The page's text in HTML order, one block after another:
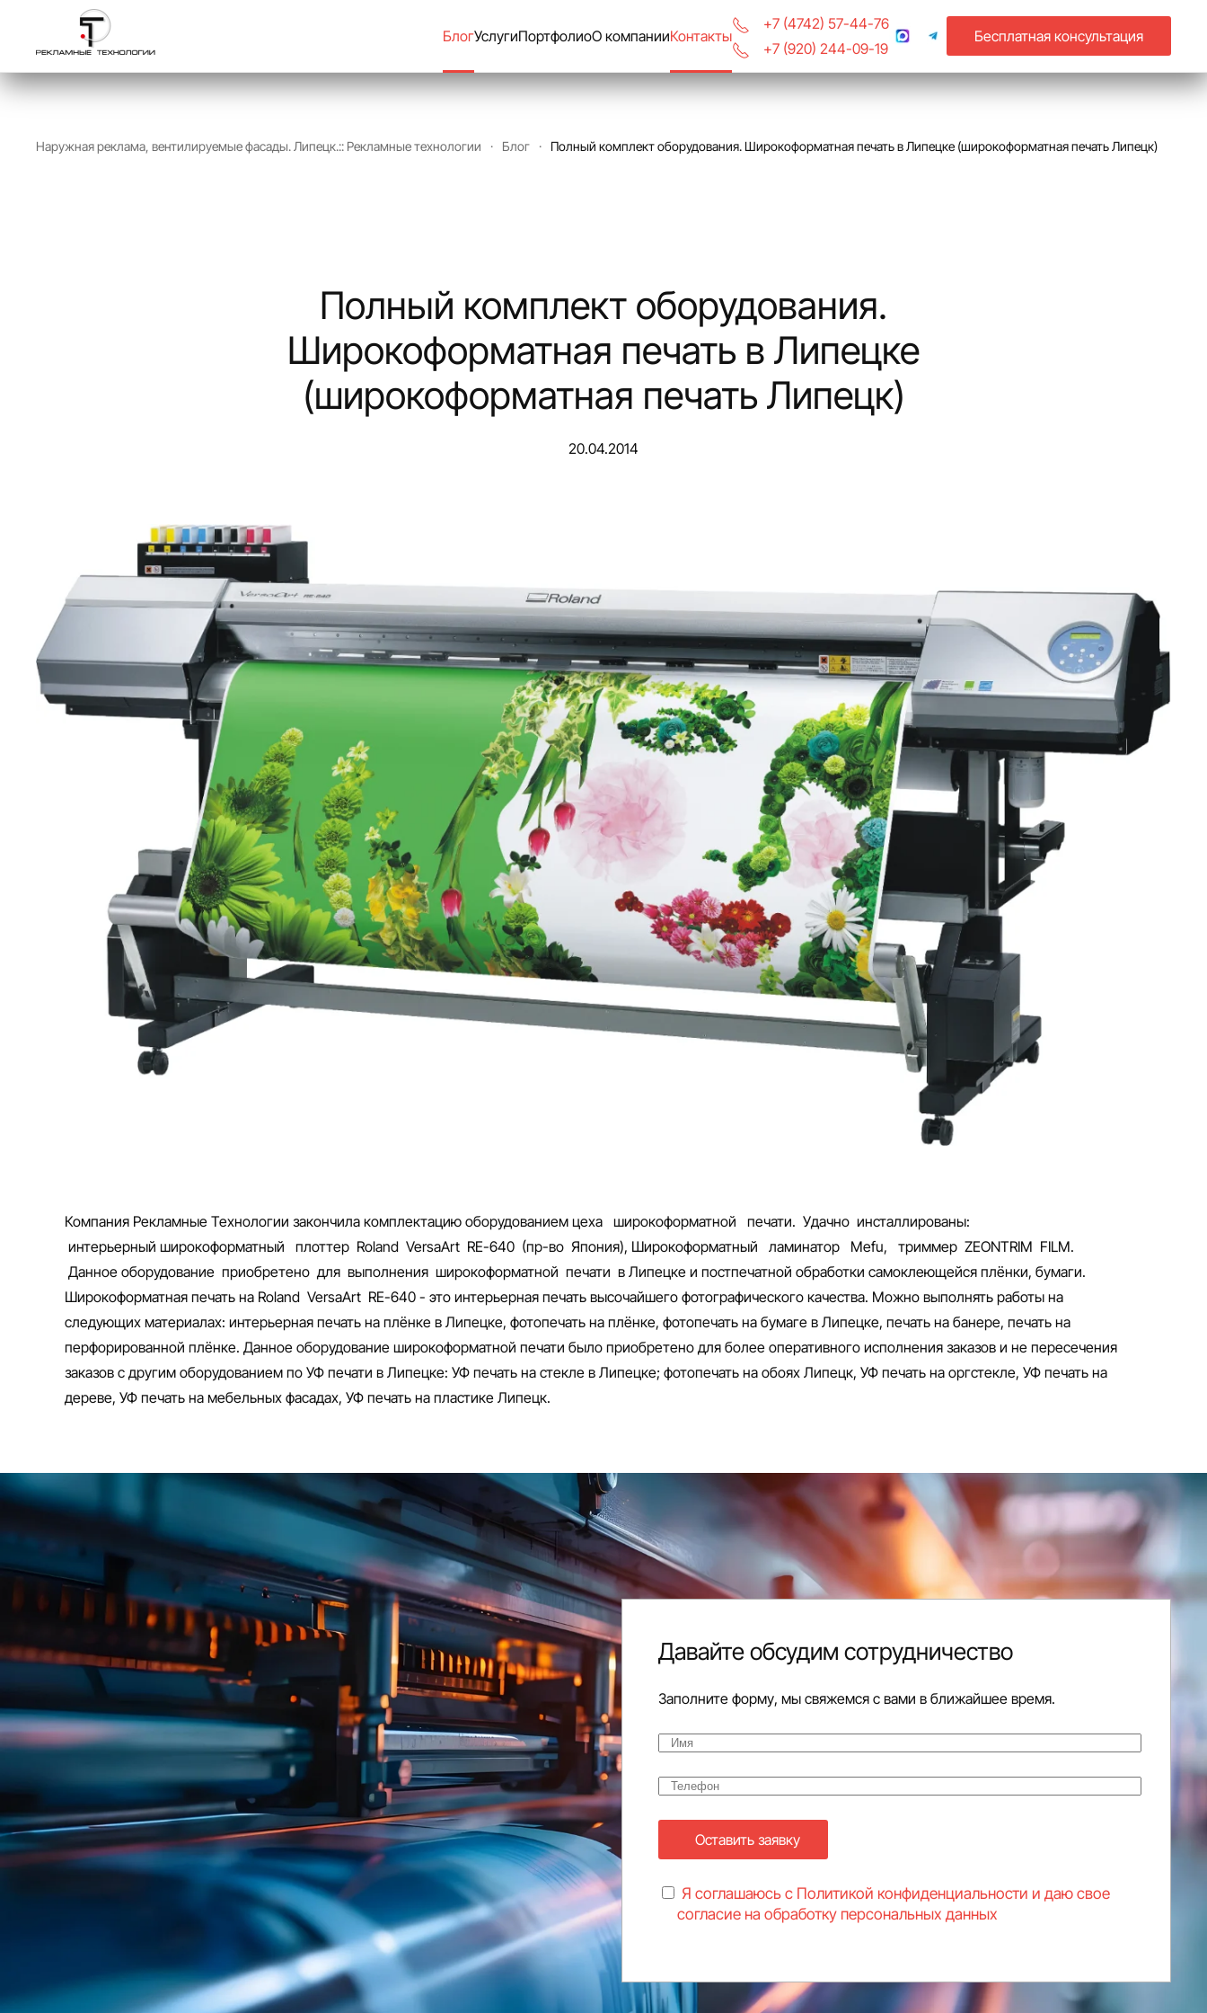
Перейти к содержимому
БлогУслугиПортфолиоО компанииКонтакты
+7 (4742) 57-44-76
+7 (920) 244-09-19
Бесплатная консультация
Наружная реклама, вентилируемые фасады. Липецк.:: Рекламные технологии Блог Полный комплект оборудования. Широкоформатная печать в Липецке (широкоформатная печать Липецк)
Полный комплект оборудования.
Широкоформатная печать в Липецке
(широкоформатная печать Липецк)
20.04.2014
Компания Рекламные Технологии закончила комплектацию оборудованием цеха широкоформатной печати. Удачно инсталлированы:
интерьерный широкоформатный плоттер Roland VersaArt RE-640 (пр-во Япония), Широкоформатный ламинатор Mefu, триммер ZEONTRIM FILM.
Данное оборудование приобретено для выполнения широкоформатной печати в Липецке и постпечатной обработки самоклеющейся плёнки, бумаги.
Широкоформатная печать на Roland VersaArt RE-640 - это интерьерная печать высочайшего фотографического качества. Можно выполнять работы на
следующих материалах: интерьерная печать на плёнке в Липецке, фотопечать на плёнке, фотопечать на бумаге в Липецке, печать на банере, печать на
перфорированной плёнке. Данное оборудование широкоформатной печати было приобретено для более оперативного исполнения заказов и не пересечения
заказов с другим оборудованием по УФ печати в Липецке: УФ печать на стекле в Липецке; фотопечать на обоях Липецк, УФ печать на оргстекле, УФ печать на
дереве, УФ печать на мебельных фасадах, УФ печать на пластике Липецк.
Давайте обсудим сотрудничество
Заполните форму, мы свяжемся с вами в ближайшее время.
Оставить заявку
Я соглашаюсь с Политикой конфиденциальности и даю свое
согласие на обработку персональных данных